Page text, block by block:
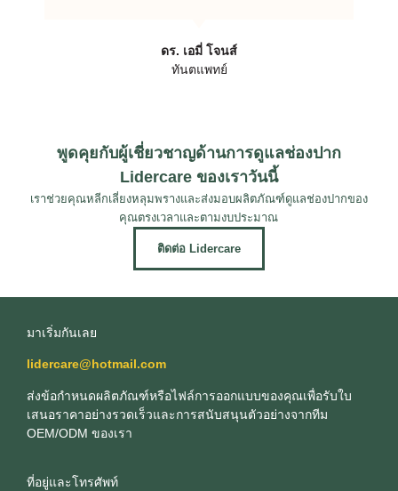
ดร. เอมี่ โจนส์
ทันตแพทย์
พูดคุยกับผู้เชี่ยวชาญด้านการดูแลช่องปาก
Lidercare ของเราวันนี้
เราช่วยคุณหลีกเลี่ยงหลุมพรางและส่งมอบผลิตภัณฑ์ดูแลช่องปากของ
คุณตรงเวลาและตามงบประมาณ
ติดต่อ Lidercare
มาเริ่มกันเลย
lidercare@hotmail.com
ส่งข้อกําหนดผลิตภัณฑ์หรือไฟล์การออกแบบของคุณเพื่อรับใบ
เสนอราคาอย่างรวดเร็วและการสนับสนุนตัวอย่างจากทีม
OEM/ODM ของเรา
ที่อยู่และโทรศัพท์